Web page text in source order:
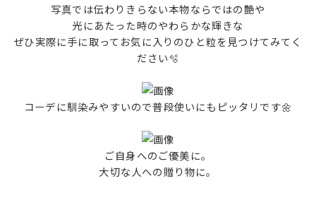
写真では伝わりきらない本物ならではの艶や
光にあたった時のやわらかな輝きな
ぜひ実際に手に取ってお気に入りのひと粒を見つけてみてく
ださい🫧
コーデに馴染みやすいので普段使いにもピッタリです🌼
ご自身へのご優美に。
大切な人への贈り物に。